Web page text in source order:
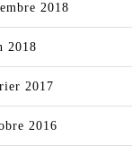
2018
2018
2017
2016